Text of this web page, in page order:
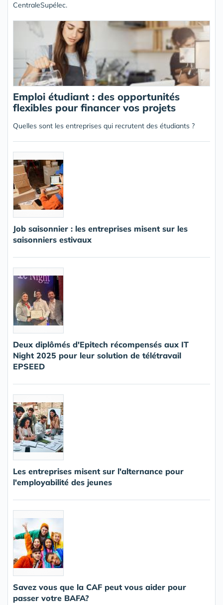
CentraleSupélec.
Emploi étudiant : des opportunités
flexibles pour financer vos projets
Quelles sont les entreprises qui recrutent des étudiants ?
Job saisonnier : les entreprises misent sur les
saisonniers estivaux
Deux diplômés d'Epitech récompensés aux IT
Night 2025 pour leur solution de télétravail
EPSEED
Les entreprises misent sur l'alternance pour
l'employabilité des jeunes
Savez vous que la CAF peut vous aider pour
passer votre BAFA?